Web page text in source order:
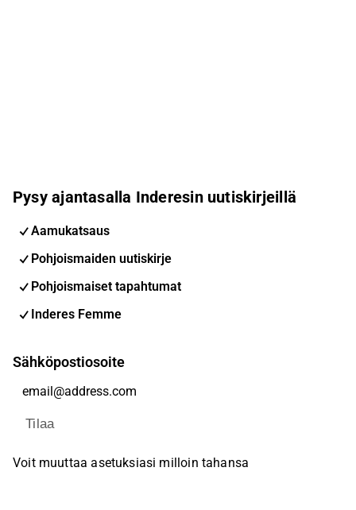
Pysy ajantasalla Inderesin uutiskirjeillä
Aamukatsaus
Pohjoismaiden uutiskirje
Pohjoismaiset tapahtumat
Inderes Femme
Sähköpostiosoite
Tilaa
Voit muuttaa asetuksiasi milloin tahansa